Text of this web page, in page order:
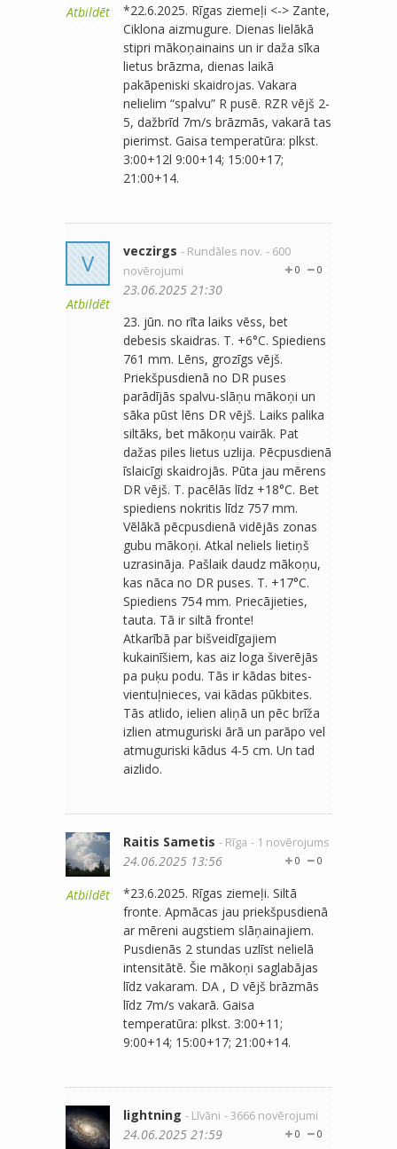
Atbildēt
*22.6.2025. Rīgas ziemeļi <-> Zante,
Ciklona aizmugure. Dienas lielākā
stipri mākoņainains un ir daža sīka
lietus brāzma, dienas laikā
pakāpeniski skaidrojas. Vakara
nelielim “spalvu” R pusē. RZR vējš 2-
5, dažbrīd 7m/s brāzmās, vakarā tas
pierimst. Gaisa temperatūra: plkst.
3:00+12l 9:00+14; 15:00+17;
21:00+14.
V
Atbildēt
veczirgs - Rundāles nov. - 600
novērojumi
0
0
23.06.2025 21:30
23. jūn. no rīta laiks vēss, bet
debesis skaidras. T. +6°C. Spiediens
761 mm. Lēns, grozīgs vējš.
Priekšpusdienā no DR puses
parādījās spalvu-slāņu mākoņi un
sāka pūst lēns DR vējš. Laiks palika
siltāks, bet mākoņu vairāk. Pat
dažas piles lietus uzlija. Pēcpusdienā
īslaicīgi skaidrojās. Pūta jau mērens
DR vējš. T. pacēlās līdz +18°C. Bet
spiediens nokritis līdz 757 mm.
Vēlākā pēcpusdienā vidējās zonas
gubu mākoņi. Atkal neliels lietiņš
uzrasināja. Pašlaik daudz mākoņu,
kas nāca no DR puses. T. +17°C.
Spiediens 754 mm. Priecājieties,
tauta. Tā ir siltā fronte!
Atkarībā par bišveidīgajiem
kukainīšiem, kas aiz loga šiverējās
pa puķu podu. Tās ir kādas bites-
vientuļnieces, vai kādas pūkbites.
Tās atlido, ielien aliņā un pēc brīža
izlien atmuguriski ārā un parāpo vel
atmuguriski kādus 4-5 cm. Un tad
aizlido.
Atbildēt
Raitis Sametis - Rīga - 1 novērojums
0
0
24.06.2025 13:56
*23.6.2025. Rīgas ziemeļi. Siltā
fronte. Apmācas jau priekšpusdienā
ar mēreni augstiem slāņainajiem.
Pusdienās 2 stundas uzlīst nelielā
intensitātē. Šie mākoņi saglabājas
līdz vakaram. DA , D vējš brāzmās
līdz 7m/s vakarā. Gaisa
temperatūra: plkst. 3:00+11;
9:00+14; 15:00+17; 21:00+14.
lightning - Līvāni - 3666 novērojumi
0
0
24.06.2025 21:59